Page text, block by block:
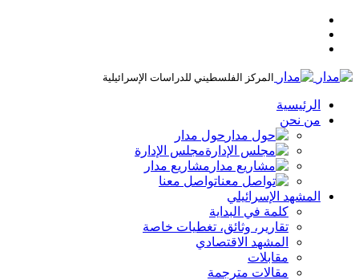
المركز الفلسطيني للدراسات الإسرائيلية
الرئيسية
من نحن
حول مدار
مجلس الإدارة
مشاريع مدار
تواصل معنا
المشهد الإسرائيلي
كلمة في البداية
تقارير، وثائق، تغطيات خاصة
المشهد الاقتصادي
مقابلات
مقالات مترجمة